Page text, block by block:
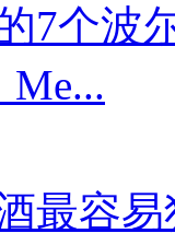
7个波
Me...
最容